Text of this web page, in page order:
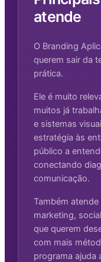
atende
O Branding
querem sair da
prática.
Ele é muito
muitos já
e sistemas
estratégia às
público a
conectando
comunicação.
Também
marketing,
que querem
com mais
programa ajuda